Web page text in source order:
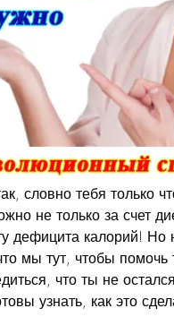
словно тебя только
не только за счет
дефицита калорий!
мы тут, чтобы
что ты не
узнать, как это